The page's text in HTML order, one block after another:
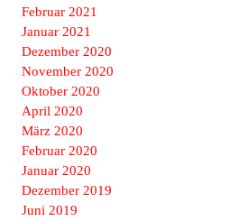
Februar 2021
Januar 2021
Dezember 2020
November 2020
Oktober 2020
April 2020
März 2020
Februar 2020
Januar 2020
Dezember 2019
Juni 2019